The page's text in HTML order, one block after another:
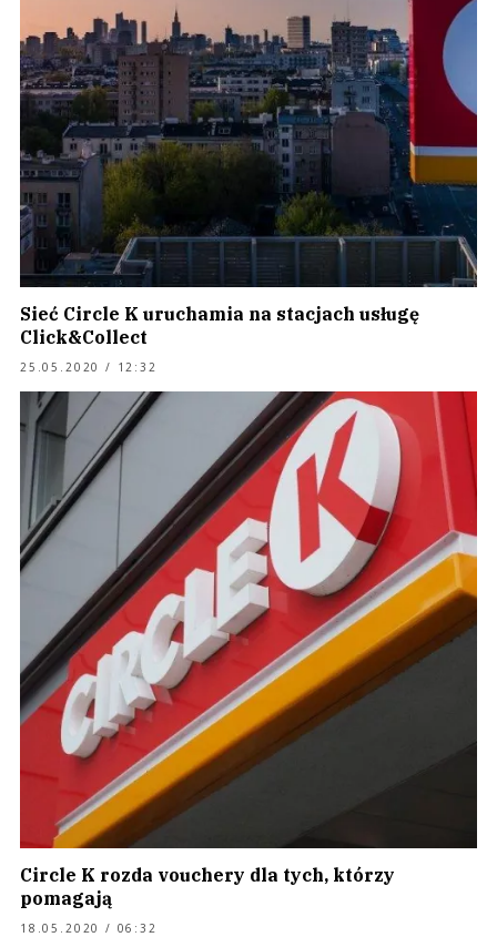
Sieć Circle K uruchamia na stacjach usługę
Click&Collect
25.05.2020 / 12:32
Circle K rozda vouchery dla tych, którzy
pomagają
18.05.2020 / 06:32